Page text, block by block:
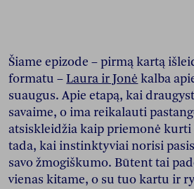
Šiame epizode – pirmą kartą
formatu –Laura ir Jonė kalba
suaugus. Apie etapą, kai
savaime, o ima reikalauti
atsiskleidžia kaip priemonė
tada, kai instinktyviai norisi
savo žmogiškumo. Būtent tai
vienas kitame, o su tuo kartu ir